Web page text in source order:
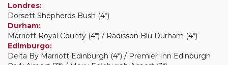
Londres:
Dorsett Shepherds Bush (4*)
Durham:
Marriott Royal County (4*) / Radisson Blu Durham (4*)
Edimburgo:
Delta By Marriott Edinburgh (4*) / Premier Inn Edinburgh